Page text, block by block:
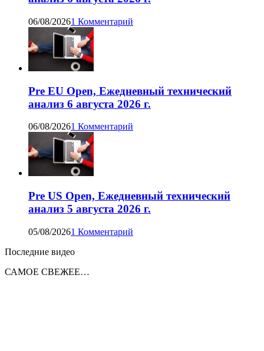
06/08/20261 Комментарий
Pre EU Open, Ежедневный технический
анализ 6 августа 2026 г.
06/08/20261 Комментарий
Pre US Open, Ежедневный технический
анализ 5 августа 2026 г.
05/08/20261 Комментарий
Последние видео
САМОЕ СВЕЖЕЕ…